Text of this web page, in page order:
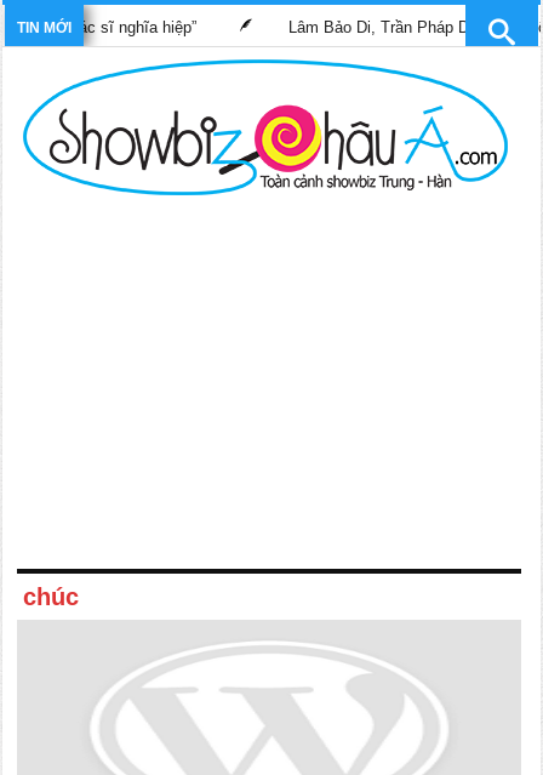
TIN MỚI
“Bác sĩ nghĩa hiệp” Lâm Bảo Di, Trần Pháp Dung tái ngộ
chúc